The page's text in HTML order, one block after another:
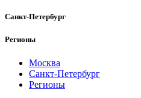
Санкт-Петербург
Регионы
Москва
Санкт-Петербург
Регионы